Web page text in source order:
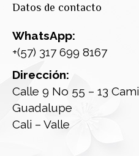
Datos de contacto
WhatsApp:
+(57) 317 699 8167
Dirección:
Calle 9 No 55 – 13
Guadalupe
Cali – Valle